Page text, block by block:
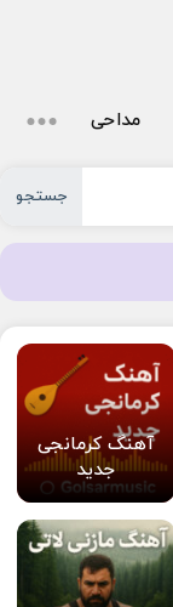
مداحی
جستجو
آهنگ کرمانجی
جدید